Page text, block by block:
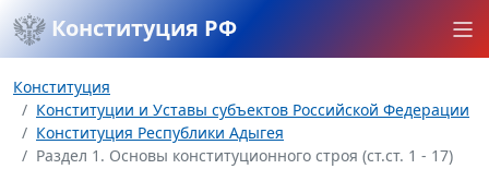
Конституция РФ
Конституция
Конституции и Уставы субъектов Российской Федерации
Конституция Республики Адыгея
Раздел 1. Основы конституционного строя (ст.ст. 1 - 17)